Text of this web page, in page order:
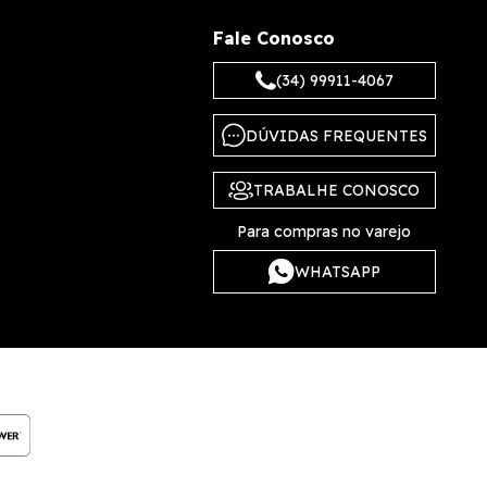
Fale Conosco
(34) 99911-4067
DÚVIDAS FREQUENTES
TRABALHE CONOSCO
Para compras no varejo
WHATSAPP